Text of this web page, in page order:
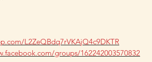
L2ZeQBdq7rVKAjQ4c9DKTR
groups/162242003570832